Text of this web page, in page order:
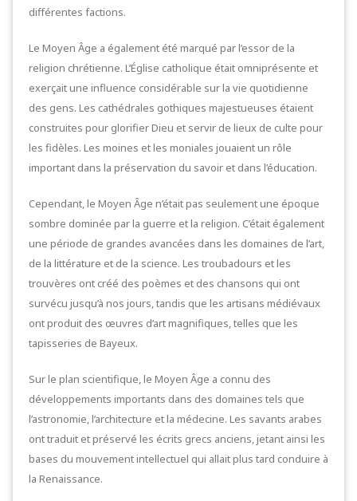
différentes factions.
Le Moyen Âge a également été marqué par l’essor de la
religion chrétienne. L’Église catholique était omniprésente et
exerçait une influence considérable sur la vie quotidienne
des gens. Les cathédrales gothiques majestueuses étaient
construites pour glorifier Dieu et servir de lieux de culte pour
les fidèles. Les moines et les moniales jouaient un rôle
important dans la préservation du savoir et dans l’éducation.
Cependant, le Moyen Âge n’était pas seulement une époque
sombre dominée par la guerre et la religion. C’était également
une période de grandes avancées dans les domaines de l’art,
de la littérature et de la science. Les troubadours et les
trouvères ont créé des poèmes et des chansons qui ont
survécu jusqu’à nos jours, tandis que les artisans médiévaux
ont produit des œuvres d’art magnifiques, telles que les
tapisseries de Bayeux.
Sur le plan scientifique, le Moyen Âge a connu des
développements importants dans des domaines tels que
l’astronomie, l’architecture et la médecine. Les savants arabes
ont traduit et préservé les écrits grecs anciens, jetant ainsi les
bases du mouvement intellectuel qui allait plus tard conduire à
la Renaissance.